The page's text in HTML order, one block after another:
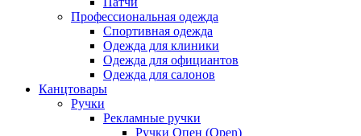
Профессиональная одежда
Спортивная одежда
Одежда для клиники
Одежда для официантов
Одежда для салонов
Канцтовары
Ручки
Рекламные ручки
Ручки Опен (Open)